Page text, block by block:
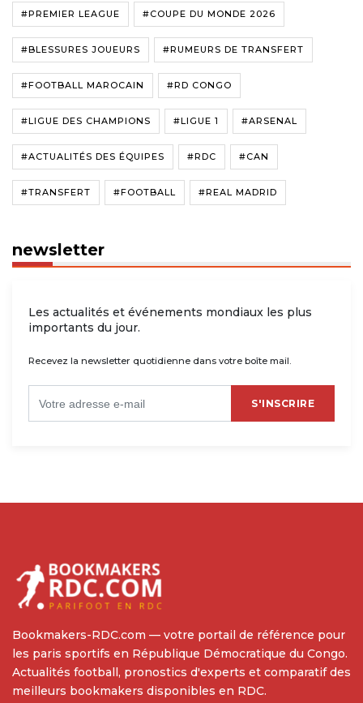
#PREMIER LEAGUE #COUPE DU MONDE 2026
#BLESSURES JOUEURS #RUMEURS DE TRANSFERT
#FOOTBALL MAROCAIN #RD CONGO
#LIGUE DES CHAMPIONS #LIGUE 1 #ARSENAL
#ACTUALITÉS DES ÉQUIPES #RDC #CAN
#TRANSFERT #FOOTBALL #REAL MADRID
newsletter
Les actualités et événements mondiaux les plus
importants du jour.
Recevez la newsletter quotidienne dans votre boîte mail.
S'INSCRIRE
Bookmakers-RDC.com — votre portail de référence pour
les paris sportifs en République Démocratique du Congo.
Actualités football, pronostics d'experts et comparatif des
meilleurs bookmakers disponibles en RDC.